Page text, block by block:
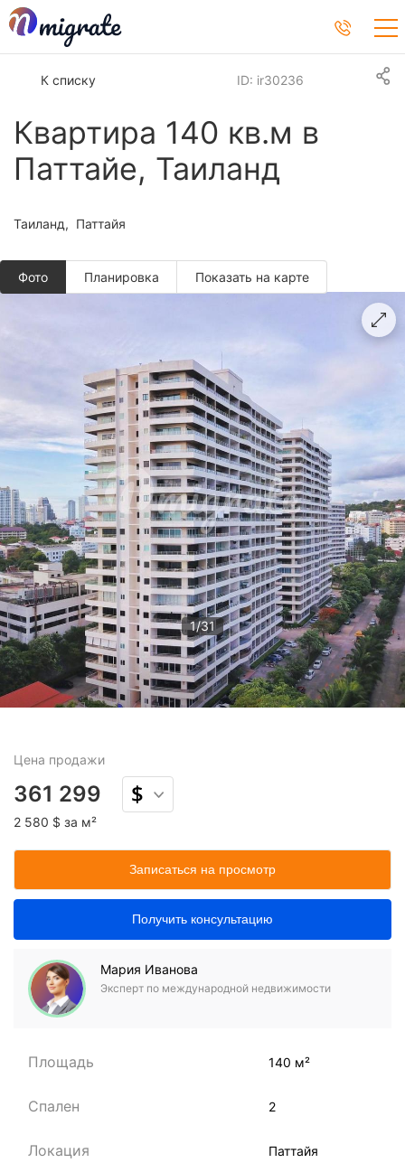
К списку
Квартира 140 кв.м в
Паттайе, Таиланд
ID: ir30236
Таиланд Паттайя
Фото
1/31
Планировкa Показать на карте
Цена продажи
361 299
2 580 $ за м²
Записаться на просмотр
Получить консультацию
Мария Иванова
Эксперт по международной недвижимости
Площадь 140 м²
Спален 2
Локация Паттайя